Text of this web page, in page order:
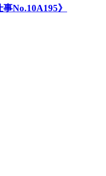
No.10A195》